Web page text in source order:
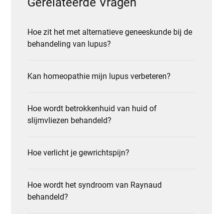
Hoe zit het met alternatieve geneeskunde bij de
behandeling van lupus?
Kan homeopathie mijn lupus verbeteren?
Hoe wordt betrokkenhuid van huid of
slijmvliezen behandeld?
Hoe verlicht je gewrichtspijn?
Hoe wordt het syndroom van Raynaud
behandeld?